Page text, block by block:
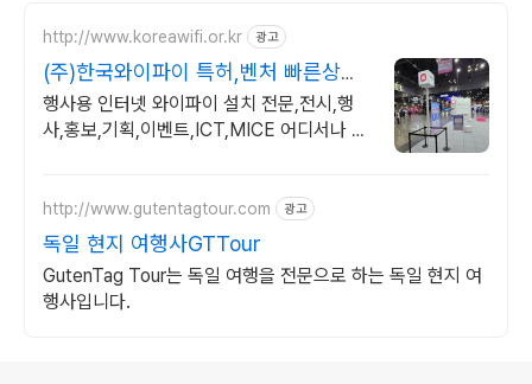
http://www.koreawifi.or.kr 광고
(주)한국와이파이 특허,벤처 빠른상담
가능
행사용 인터넷 와이파이 설치 전문,전시,행
사,홍보,기획,이벤트,ICT,MICE 어디서나 끊
http://www.gutentagtour.com 광고
독일 현지 여행사GTTour
GutenTag Tour는 독일 여행을 전문으로 하는 독일 현지 여
행사입니다.